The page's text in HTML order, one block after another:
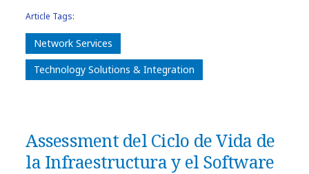
Article Tags:
Network Services
Technology Solutions & Integration
Assessment del Ciclo de Vida de
la Infraestructura y el Software